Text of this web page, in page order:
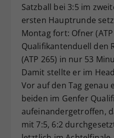
Satzball bei 3:5 im
ersten Hauptrunde
Montag fort: Ofner
Qualifikantenduell den
(ATP 265) in nur 53
Damit stellte er im
Vor auf den Tag genau
beiden im Genfer
aufeinandergetroffen,
mit 7:5, 6:2